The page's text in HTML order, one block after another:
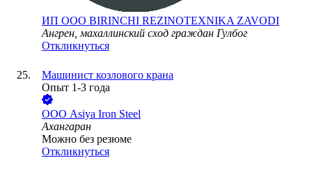
ИП ООО BIRINCHI REZINOTEXNIKA ZAVODI
Ангрен, махаллинский сход граждан Гулбог
Откликнуться
Машинист козлового крана
Опыт 1-3 года
ООО Asiya Iron Steel
Ахангаран
Можно без резюме
Откликнуться